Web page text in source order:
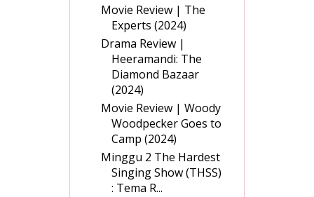
Movie Review | The
Experts (2024)
Drama Review |
Heeramandi: The
Diamond Bazaar
(2024)
Movie Review | Woody
Woodpecker Goes to
Camp (2024)
Minggu 2 The Hardest
Singing Show (THSS)
: ­Tema R...